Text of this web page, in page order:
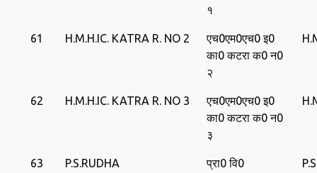
१
61 H.M.H.IC. KATRA R. NO 2
एच0एम0एच0 इ0
का0 कटरा क0 न0
२
62 H.M.H.IC. KATRA R. NO 3
एच0एम0एच0 इ0
का0 कटरा क0 न0
३
63
P.S.RUDHA
प्रा0 वि0